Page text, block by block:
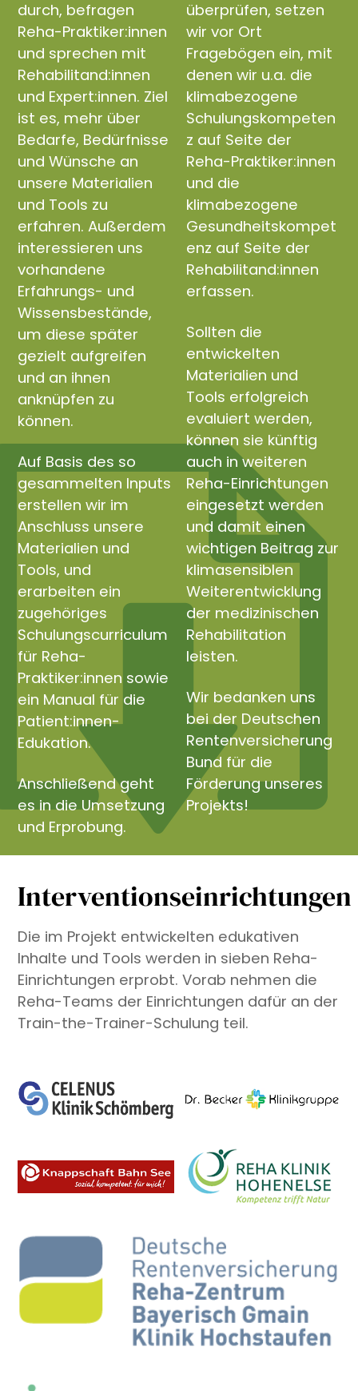
durch, befragen
Reha-Praktiker:innen
und sprechen mit
Rehabilitand:innen
und Expert:innen. Ziel
ist es, mehr über
Bedarfe, Bedürfnisse
und Wünsche an
unsere Materialien
und Tools zu
erfahren. Außerdem
interessieren uns
vorhandene
Erfahrungs- und
Wissensbestände,
um diese später
gezielt aufgreifen
und an ihnen
anknüpfen zu
können.
Auf Basis des so
gesammelten Inputs
erstellen wir im
Anschluss unsere
Materialien und
Tools, und
erarbeiten ein
zugehöriges
Schulungscurriculum
für Reha-
Praktiker:innen sowie
ein Manual für die
Patient:innen-
Edukation.
Anschließend geht
es in die Umsetzung
und Erprobung.
überprüfen, setzen
wir vor Ort
Fragebögen ein, mit
denen wir u.a. die
klimabezogene
Schulungskompeten
z auf Seite der
Reha-Praktiker:innen
und die
klimabezogene
Gesundheitskompet
enz auf Seite der
Rehabilitand:innen
erfassen.
Sollten die
entwickelten
Materialien und
Tools erfolgreich
evaluiert werden,
können sie künftig
auch in weiteren
Reha-Einrichtungen
eingesetzt werden
und damit einen
wichtigen Beitrag zur
klimasensiblen
Weiterentwicklung
der medizinischen
Rehabilitation
leisten.
Wir bedanken uns
bei der Deutschen
Rentenversicherung
Bund für die
Förderung unseres
Projekts!
Interventionseinrichtungen
Die im Projekt entwickelten edukativen
Inhalte und Tools werden in sieben Reha-
Einrichtungen erprobt. Vorab nehmen die
Reha-Teams der Einrichtungen dafür an der
Train-the-Trainer-Schulung teil.